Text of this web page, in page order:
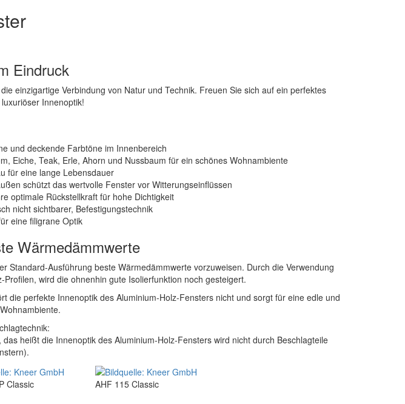
Eindruck
einzigartige Verbindung von Natur und Technik. Freuen Sie sich auf ein perfektes
Innenoptik!
und deckende Farbtöne im Innenbereich
Eiche, Teak, Erle, Ahorn und Nussbaum für ein schönes Wohnambiente
für eine lange Lebensdauer
schützt das wertvolle Fenster vor Witterungseinflüssen
optimale Rückstellkraft für hohe Dichtigkeit
nicht sichtbarer, Befestigungstechnik
eine filigrane Optik
Wärmedämmwerte
Standard-Ausführung beste Wärmedämmwerte vorzuweisen. Durch die Verwendung
wird die ohnenhin gute Isolierfunktion noch gesteigert.
die perfekte Innenoptik des Aluminium-Holz-Fensters nicht und sorgt für eine edle und
heißt die Innenoptik des Aluminium-Holz-Fensters wird nicht durch Beschlagteile
Classic AHF 115 Classic